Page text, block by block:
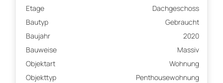
Etage
Dachgeschoss
Bautyp
Gebraucht
Baujahr
2020
Bauweise
Massiv
Objektart
Wohnung
Objekttyp
Penthousewohnung